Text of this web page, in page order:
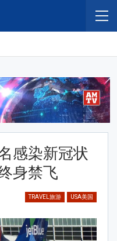
感染新冠状
身禁飞
TRAVEL旅游 USA美国